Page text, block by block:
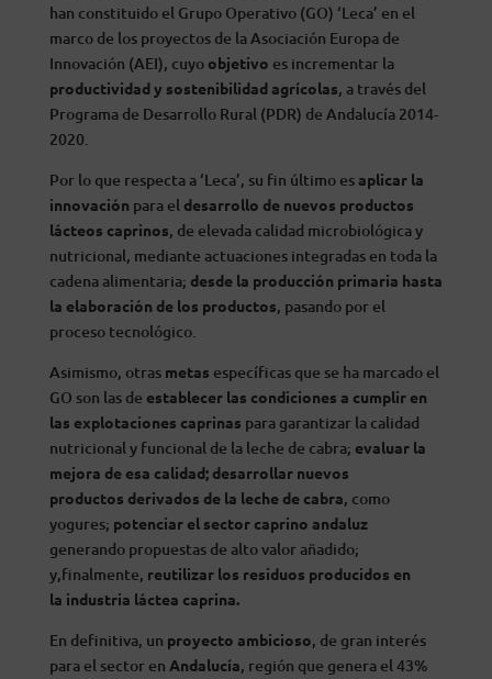
han constituido el Grupo Operativo (GO) ‘Leca’ en el
marco de los proyectos de la Asociación Europa de
Innovación (AEI), cuyo objetivo es incrementar la
productividad y sostenibilidad agrícolas, a través del
Programa de Desarrollo Rural (PDR) de Andalucía 2014-
2020.
Por lo que respecta a ‘Leca’, su fin último esaplicar la
innovación para el desarrollo de nuevos productos
lácteos caprinos, de elevada calidad microbiológica y
nutricional, mediante actuaciones integradas en toda la
cadena alimentaria; desde la producción primaria hasta
la elaboración de los productos, pasando por el
proceso tecnológico.
Asimismo, otrasmetas específicas que se ha marcado el
GO son las de establecer las condiciones a cumplir en
las explotaciones caprinas para garantizar la calidad
nutricional y funcional de la leche de cabra; evaluar la
mejora de esa calidad; desarrollar nuevos
productos derivados de la leche de cabra, como
yogures; potenciar el sector caprino andaluz
generando propuestas de alto valor añadido;
y,finalmente, reutilizar los residuos producidos en
la industria láctea caprina.
En definitiva, un proyecto ambicioso, de gran interés
para el sector en Andalucía, región que genera el 43%